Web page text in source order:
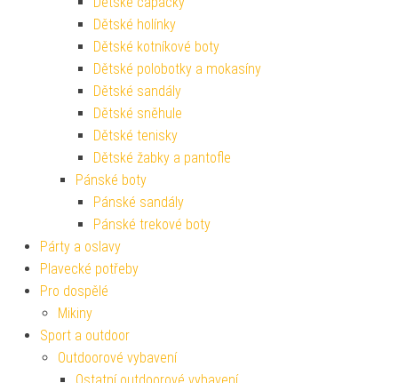
Dětské holínky
Dětské kotníkové boty
Dětské polobotky a mokasíny
Dětské sandály
Dětské sněhule
Dětské tenisky
Dětské žabky a pantofle
Pánské boty
Pánské sandály
Pánské trekové boty
Párty a oslavy
Plavecké potřeby
Pro dospělé
Mikiny
Sport a outdoor
Outdoorové vybavení